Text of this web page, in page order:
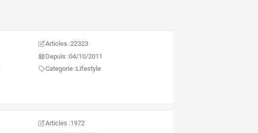
Articles :22323
Depuis :04/10/2011
Categorie :Lifestyle
Articles :1972